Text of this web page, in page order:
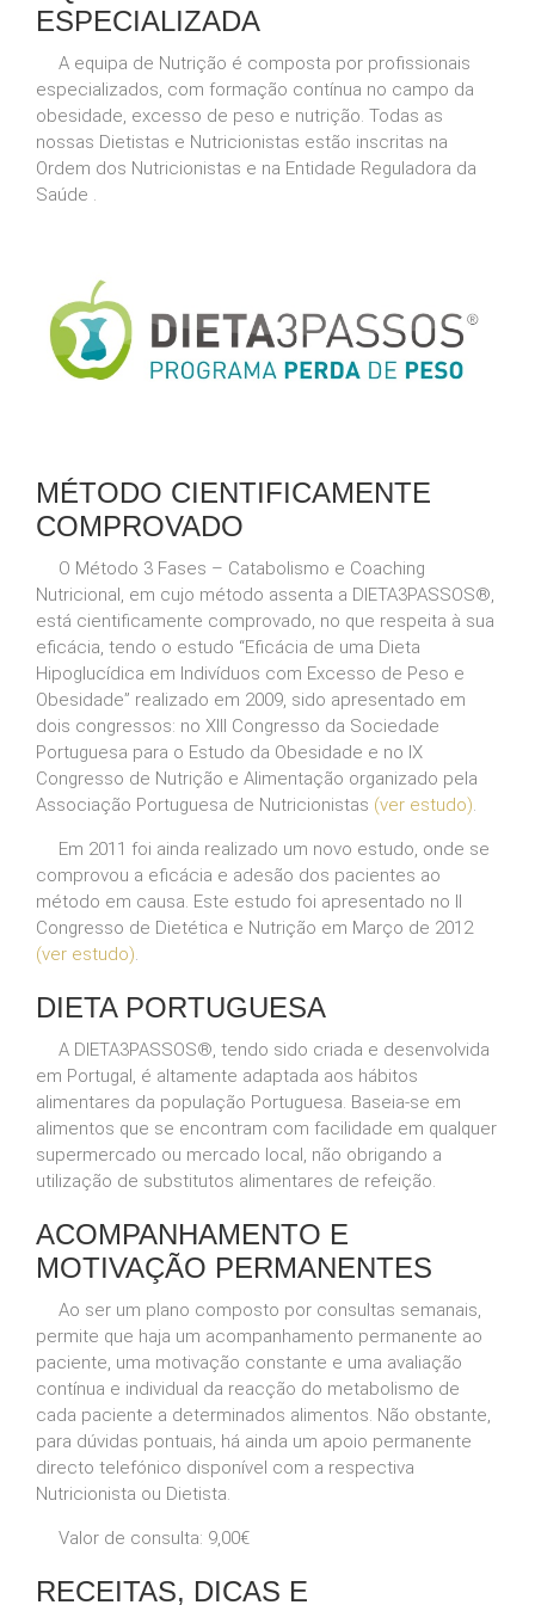
ESPECIALIZADA
A equipa de Nutrição é composta por profissionais
especializados, com formação contínua no campo da
obesidade, excesso de peso e nutrição. Todas as
nossas Dietistas e Nutricionistas estão inscritas na
Ordem dos Nutricionistas e na Entidade Reguladora da
Saúde .
MÉTODO CIENTIFICAMENTE
COMPROVADO
O Método 3 Fases – Catabolismo e Coaching
Nutricional, em cujo método assenta a DIETA3PASSOS®,
está cientificamente comprovado, no que respeita à sua
eficácia, tendo o estudo “Eficácia de uma Dieta
Hipoglucídica em Indivíduos com Excesso de Peso e
Obesidade” realizado em 2009, sido apresentado em
dois congressos: no XIII Congresso da Sociedade
Portuguesa para o Estudo da Obesidade e no IX
Congresso de Nutrição e Alimentação organizado pela
Associação Portuguesa de Nutricionistas (ver estudo)
Em 2011 foi ainda realizado um novo estudo, onde se
comprovou a eficácia e adesão dos pacientes ao
método em causa. Este estudo foi apresentado no II
Congresso de Dietética e Nutrição em Março de 2012
(ver estudo)
DIETA PORTUGUESA
A DIETA3PASSOS®, tendo sido criada e desenvolvida
em Portugal, é altamente adaptada aos hábitos
alimentares da população Portuguesa. Baseia-se em
alimentos que se encontram com facilidade em qualquer
supermercado ou mercado local, não obrigando a
utilização de substitutos alimentares de refeição.
ACOMPANHAMENTO E
MOTIVAÇÃO PERMANENTES
Ao ser um plano composto por consultas semanais,
permite que haja um acompanhamento permanente ao
paciente, uma motivação constante e uma avaliação
contínua e individual da reacção do metabolismo de
cada paciente a determinados alimentos. Não obstante,
para dúvidas pontuais, há ainda um apoio permanente
directo telefónico disponível com a respectiva
Nutricionista ou Dietista.
Valor de consulta: 9,00€
RECEITAS, DICAS E